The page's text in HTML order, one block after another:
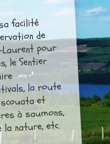
facilité
de
pour
le Sentier
la route
et
à saumons,
nature, etc.